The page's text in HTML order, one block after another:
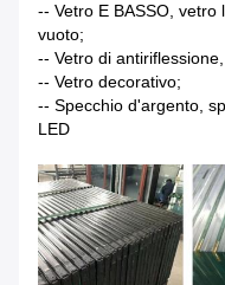
-- Vetro E BASSO,
vuoto;
-- Vetro di
-- Vetro decorativo;
-- Specchio d'argento,
LED